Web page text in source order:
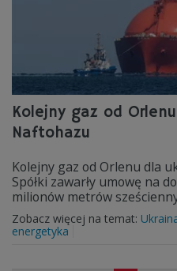
Kolejny gaz od
Naftohazu
Kolejny gaz od Orlenu dla
Spółki zawarły umowę na
milionów metrów
Zobacz więcej na temat:
energetyka